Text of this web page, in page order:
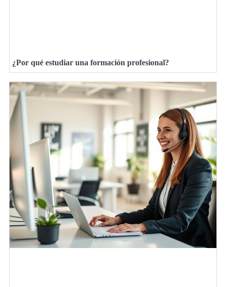
¿Por qué estudiar una formación profesional?